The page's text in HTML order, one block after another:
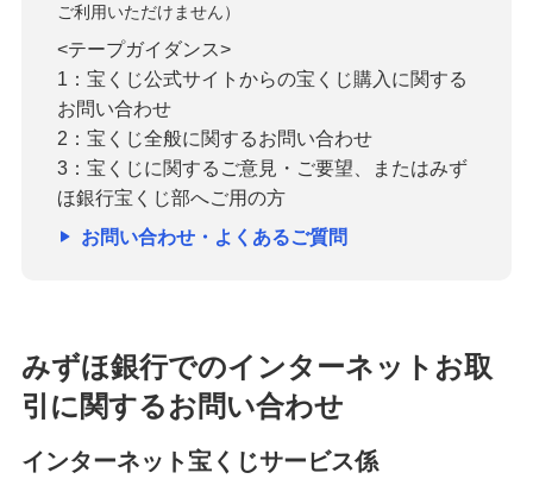
ご利用いただけません）
<テープガイダンス>
1：宝くじ公式サイトからの宝くじ購入に関する
お問い合わせ
2：宝くじ全般に関するお問い合わせ
3：宝くじに関するご意見・ご要望、またはみず
ほ銀行宝くじ部へご用の方
お問い合わせ・よくあるご質問
みずほ銀行でのインターネットお取
引に関するお問い合わせ
インターネット宝くじサービス係